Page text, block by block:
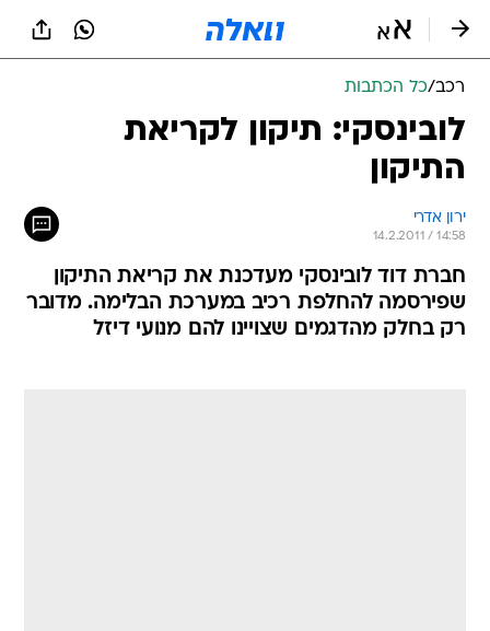
רכב/כל הכתבות
לובינסקי: תיקון לקריאת
התיקון
ירון אדרי
14.2.2011 / 14:58
חברת דוד לובינסקי מעדכנת את קריאת התיקון
שפירסמה להחלפת רכיב במערכת הבלימה. מדובר
רק בחלק מהדגמים שצויינו להם מנועי דיזל